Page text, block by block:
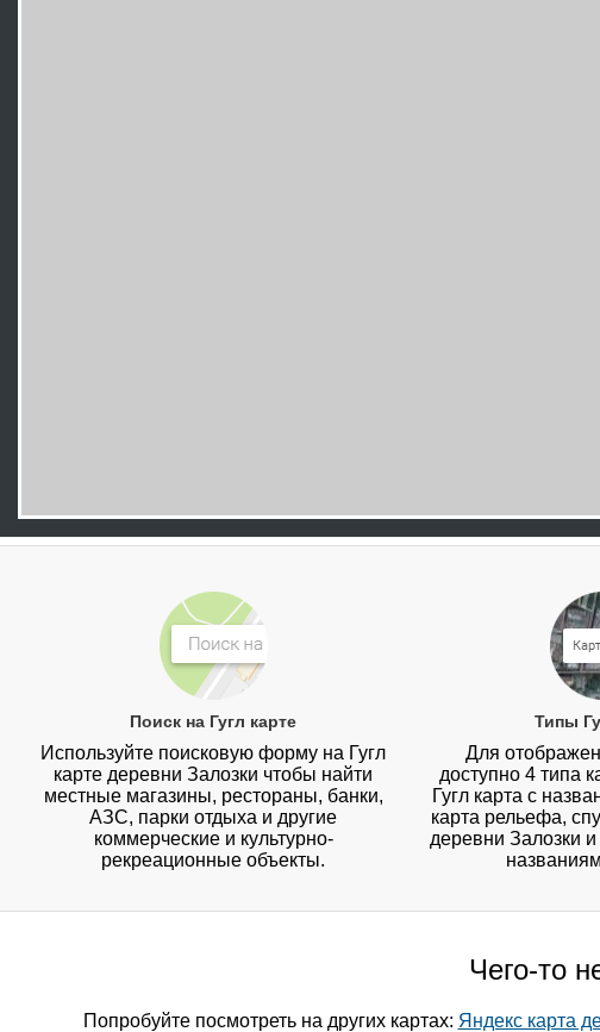
Поиск на Гугл карте
Используйте поисковую форму на Гугл
карте деревни Залозки чтобы найти
местные магазины, рестораны, банки,
АЗС, парки отдыха и другие
коммерческие и культурно-
рекреационные объекты.
Типы
Для
доступно 4 типа
Гугл карта с
карта рельефа,
деревни Залозки и
Чего-то
Попробуйте посмотреть на других картах: Яндекс карта